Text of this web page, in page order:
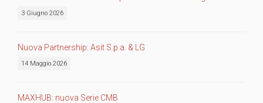
3 Giugno 2026
Nuova Partnership: Asit S.p.a. & LG
14 Maggio 2026
MAXHUB: nuova Serie CMB